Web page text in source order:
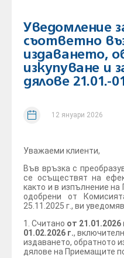
Уведомление
съответно
издаването,
изкупуване и
дялове 21.01.-
12 януари 2026
Уважаеми клиенти,
Във връзка с
се осъществят на
както и в изпълнение на
одобрени от
25.11.2025 г., ви
1. Считано от
01.02.2026 г.,
издаването, обратното
дялове на Приемащите